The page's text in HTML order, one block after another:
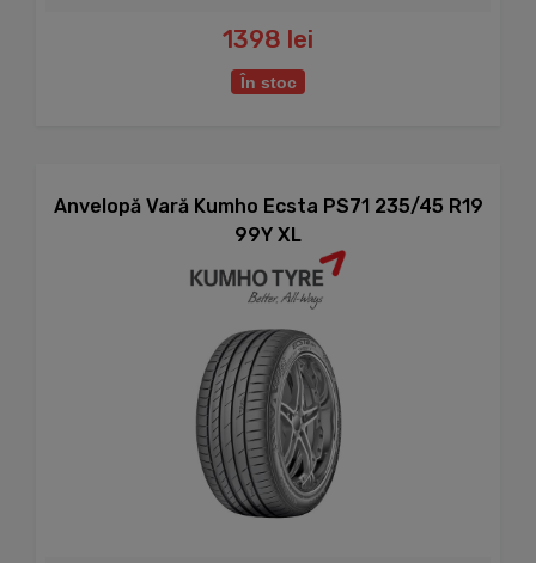
1398 lei
În stoc
Anvelopă Vară Kumho Ecsta PS71 235/45 R19
99Y XL